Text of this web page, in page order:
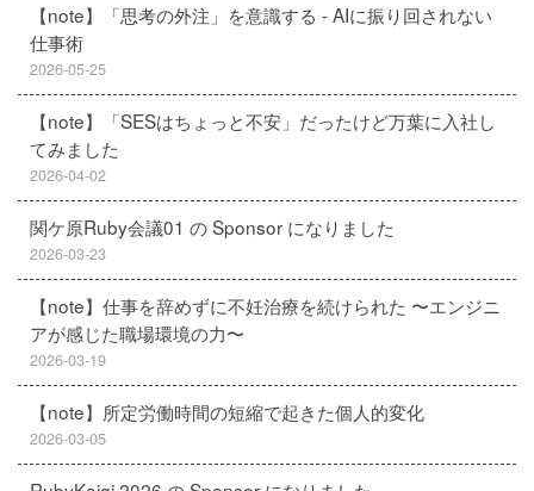
【note】「思考の外注」を意識する - AIに振り回されない
仕事術
2026-05-25
【note】「SESはちょっと不安」だったけど万葉に入社し
てみました
2026-04-02
関ケ原Ruby会議01 の Sponsor になりました
2026-03-23
【note】仕事を辞めずに不妊治療を続けられた 〜エンジニ
アが感じた職場環境の力〜
2026-03-19
【note】所定労働時間の短縮で起きた個人的変化
2026-03-05